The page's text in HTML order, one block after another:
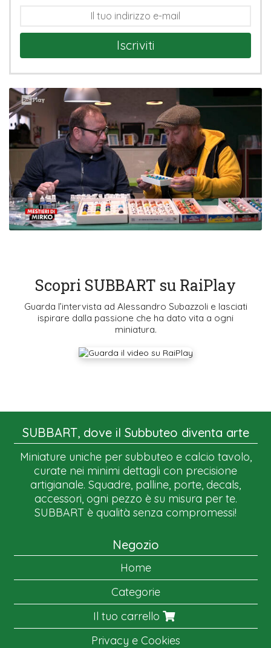
Iscriviti
Scopri SUBBART su RaiPlay
Guarda l’intervista ad Alessandro Subazzoli e lasciati
ispirare dalla passione che ha dato vita a ogni
miniatura.
SUBBART, dove il Subbuteo diventa arte
Miniature uniche per subbuteo e calcio tavolo,
curate nei minimi dettagli con precisione
artigianale. Squadre, palline, porte, decals,
accessori, ogni pezzo è su misura per te.
SUBBART è qualità senza compromessi!
Negozio
Home
Categorie
Il tuo carrello
Privacy e Cookies